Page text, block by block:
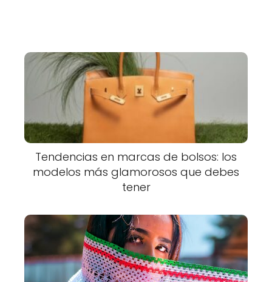
Tendencias en marcas de bolsos: los
modelos más glamorosos que debes
tener